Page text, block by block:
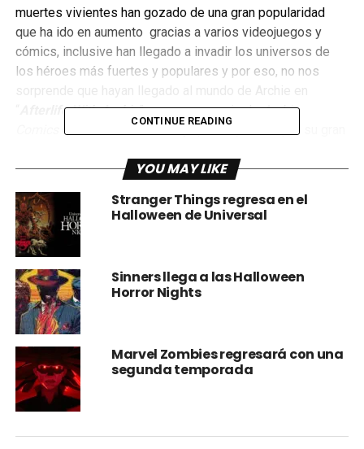
muertes vivientes han gozado de una gran popularidad
que ha ido en aumento gracias a varios videojuegos y
cómics, inclusive han llegado a invadir los universos de
los héroes más fuertes y populares y por eso, no nos
sorprende que hayan llegado al mundo de Archie en
Afterlife With Archie”, una nueva serie deArchie
que inició en el 2013 y que sorprendió por su gran
cintada hdotoroa escrita porRoberto Aguirre-Sacasa.
CONTINUE READING
YOU MAY LIKE
Stranger Things regresa en el
Halloween de Universal
Sinners llega a las Halloween
Horror Nights
Marvel Zombies regresará con una
segunda temporada